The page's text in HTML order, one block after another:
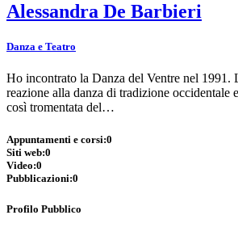
Alessandra De Barbieri
Danza e Teatro
Ho incontrato la Danza del Ventre nel 1991.
reazione alla danza di tradizione occidentale
così tromentata del…
Appuntamenti e corsi:0
Siti web:0
Video:0
Pubblicazioni:0
Profilo Pubblico